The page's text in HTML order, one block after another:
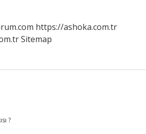
https://ashoka.com.tr
Sitemap
?